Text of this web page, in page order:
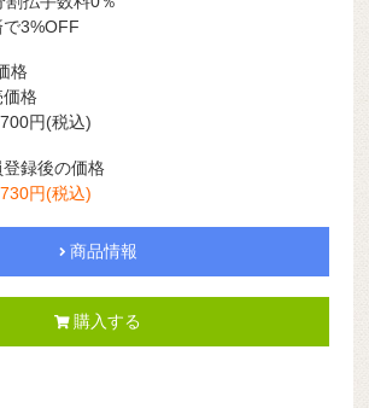
で3%OFF
格
価格
円(税込)
録後の価格
円(税込)
商品情報
購入する